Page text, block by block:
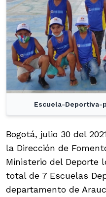
Escuela-Deportiva-
Bogotá, julio 30 del
la Dirección de
Ministerio del Deporte
total de 7 Escuelas
departamento de